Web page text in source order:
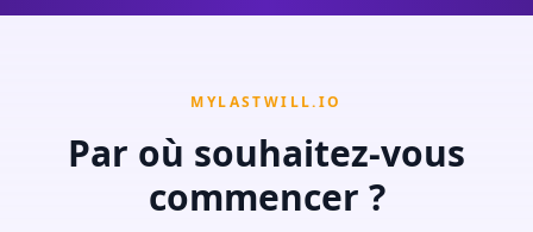
MYLASTWILL.IO
Par où souhaitez-vous
commencer ?